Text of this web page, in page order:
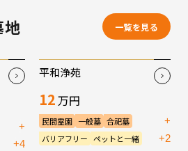
地
+
+4
平和浄苑
12万円
民間霊園 一般墓 合祀墓
永代供養墓／樹木葬
+
バリアフリー ペットと一緒
+2
一覧を見る